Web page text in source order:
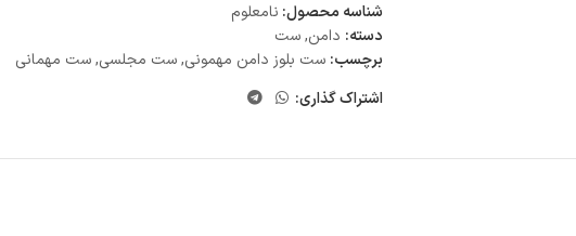
شناسه محصول: نامعلوم
دسته: دامن,ست
برچسب: ست بلوز دامن مهمونی,ست مجلسی,ست مهمانی
اشتراک گذاری: